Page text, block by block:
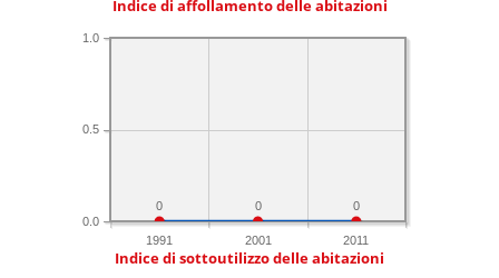
Indice di affollamento delle abitazioni
1991 2001 2011
0.0
0.5
1.0
0
0
0
Indice di sottoutilizzo delle abitazioni